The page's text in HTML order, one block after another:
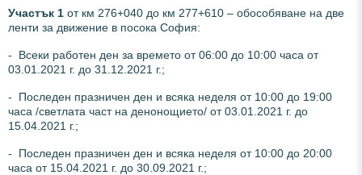
Участък 1 от км 276+040 до км 277+610 – обособяване на две
ленти за движение в посока София:
- Всеки работен ден за времето от 06:00 до 10:00 часа от
03.01.2021 г. до 31.12.2021 г.;
- Последен празничен ден и всяка неделя от 10:00 до 19:00
часа /светлата част на денонощието/ от 03.01.2021 г. до
15.04.2021 г.;
- Последен празничен ден и всяка неделя от 10:00 до 20:00
часа от 15.04.2021 г. до 30.09.2021 г.;